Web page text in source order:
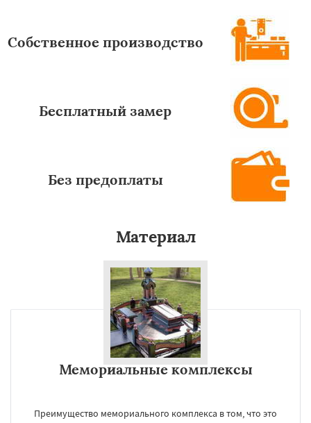
Собственное производство
Бесплатный замер
Без предоплаты
Материал
Мемориальные комплексы
Преимущество мемориального комплекса в том, что это